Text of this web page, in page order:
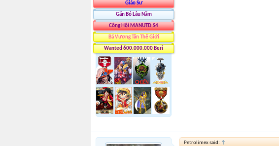
Giáo Sư
Gắn Bó Lâu Năm
Công Hội MANUTD.S4
Bá Vương Tân Thế Giới
Wanted 600.000.000 Beri
Petrolimex said: ↑